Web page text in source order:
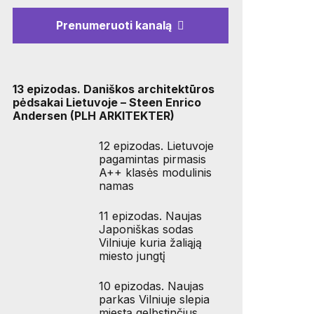
Prenumeruoti kanalą
13 epizodas. Daniškos architektūros
pėdsakai Lietuvoje – Steen Enrico
Andersen (PLH ARKITEKTER)
12 epizodas. Lietuvoje
pagamintas pirmasis
A++ klasės modulinis
namas
11 epizodas. Naujas
Japoniškas sodas
Vilniuje kuria žaliąją
miesto jungtį
10 epizodas. Naujas
parkas Vilniuje slepia